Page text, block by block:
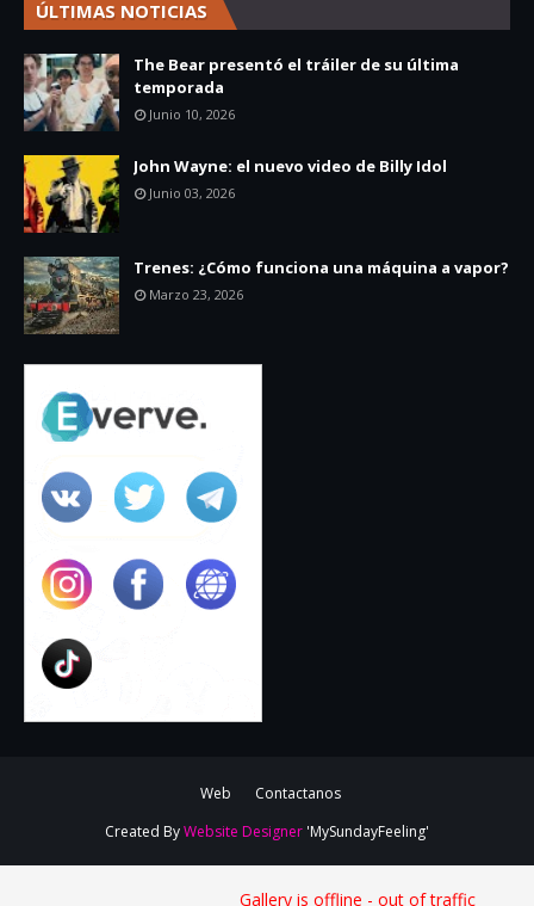
ÚLTIMAS NOTICIAS
The Bear presentó el tráiler de su última
temporada
Junio 10, 2026
John Wayne: el nuevo video de Billy Idol
Junio 03, 2026
Trenes: ¿Cómo funciona una máquina a vapor?
Marzo 23, 2026
Web
Contactanos
Created ByWebsite Designer 'MySundayFeeling'
Gallery is offline - out of traffic